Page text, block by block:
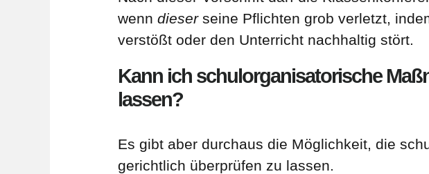
wenndieserseine Pflichten grob verletzt,
verstößt oder den Unterricht nachhaltig stört.
Kann ich schulorganisatorische
lassen?
Es gibt aber durchaus die Möglichkeit, die
gerichtlich überprüfen zu lassen.